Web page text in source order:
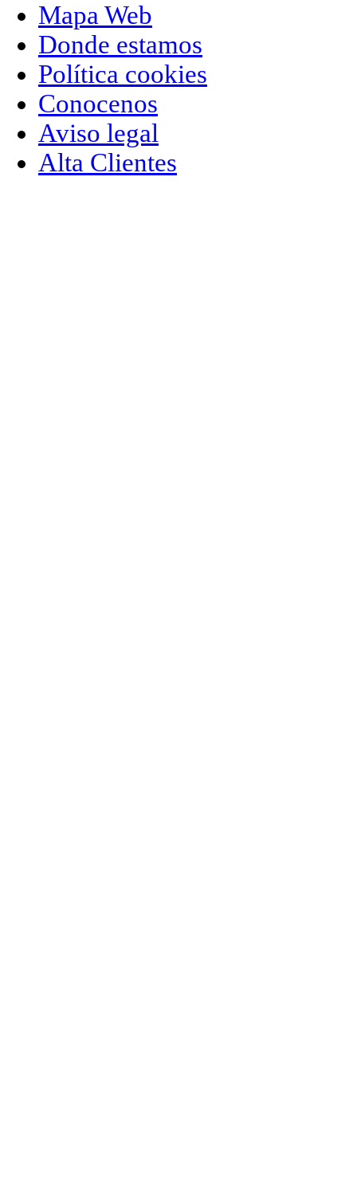
Mapa Web
Donde estamos
Política cookies
Conocenos
Aviso legal
Alta Clientes